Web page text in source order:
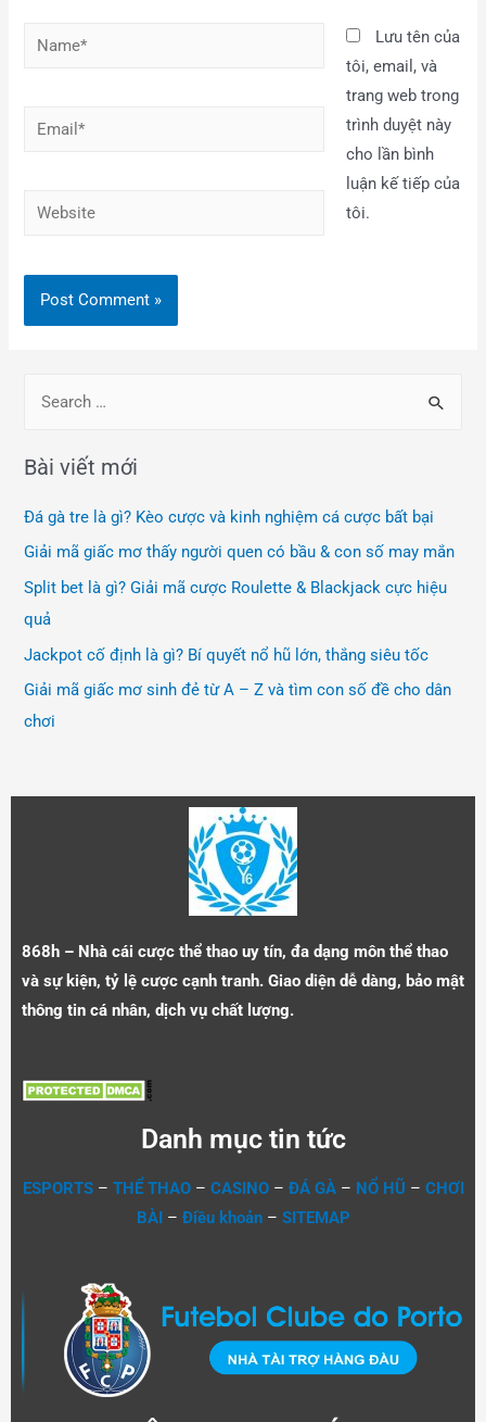
Lưu tên của
tôi, email, và
trang web trong
trình duyệt này
cho lần bình
luận kế tiếp của
tôi.
Bài viết mới
Đá gà tre là gì? Kèo cược và kinh nghiệm cá cược bất bại
Giải mã giấc mơ thấy người quen có bầu & con số may mắn
Split bet là gì? Giải mã cược Roulette & Blackjack cực hiệu
quả
Jackpot cố định là gì? Bí quyết nổ hũ lớn, thắng siêu tốc
Giải mã giấc mơ sinh đẻ từ A – Z và tìm con số đề cho dân
chơi
868h – Nhà cái cược thể thao uy tín, đa dạng môn thể thao
và sự kiện, tỷ lệ cược cạnh tranh. Giao diện dễ dàng, bảo mật
thông tin cá nhân, dịch vụ chất lượng.
Danh mục tin tức
ESPORTS– THỂ THAO– CASINO– ĐÁ GÀ– NỔ HŨ – CHƠI
BÀI – Điều khoản– SITEMAP